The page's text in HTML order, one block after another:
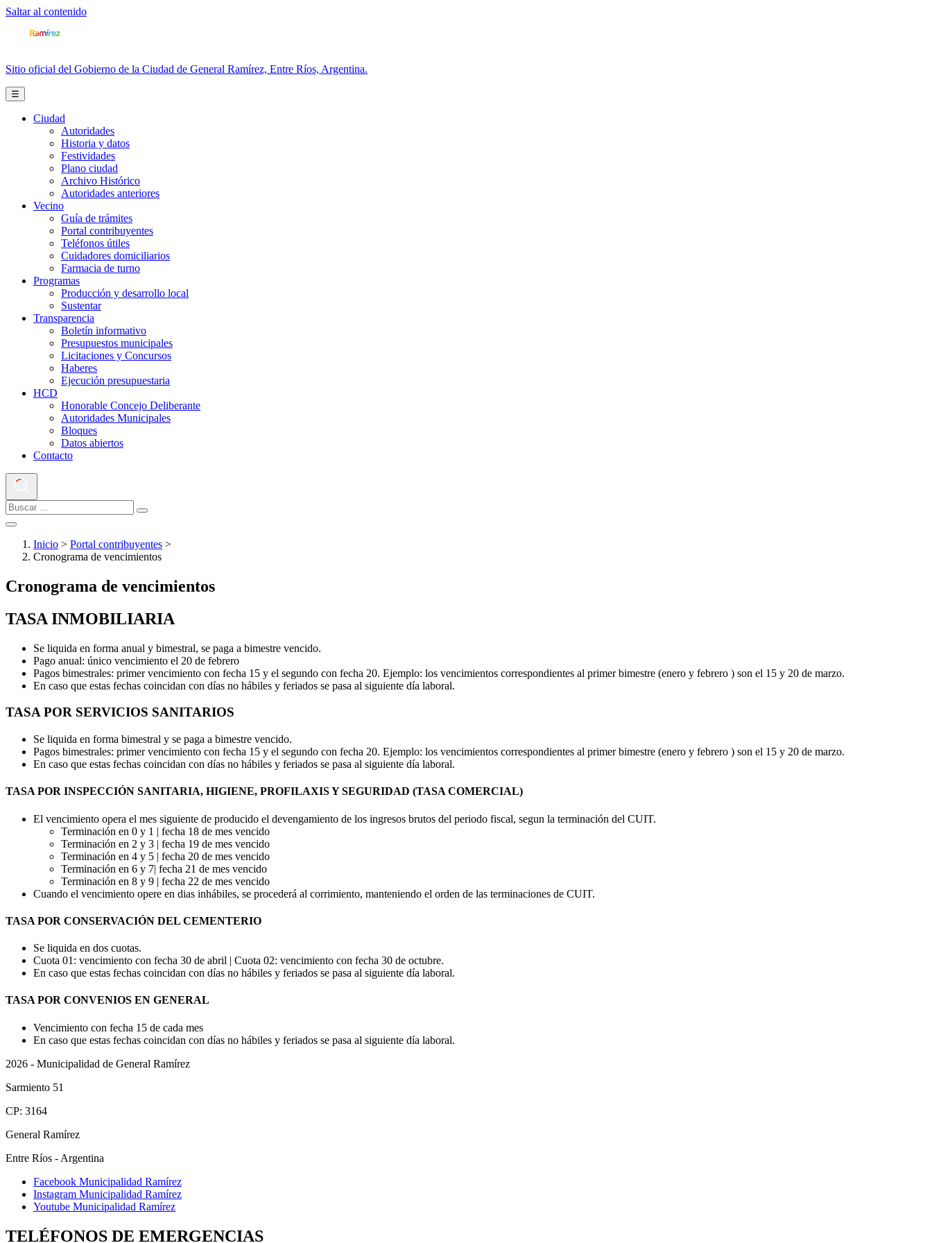
Saltar al contenido
Sitio oficial del Gobierno de la Ciudad de General Ramírez, Entre Ríos, Argentina.
☰
Ciudad
Autoridades
Historia y datos
Festividades
Plano ciudad
Archivo Histórico
Autoridades anteriores
Vecino
Guía de trámites
Portal contribuyentes
Teléfonos útiles
Cuidadores domiciliarios
Farmacia de turno
Programas
Producción y desarrollo local
Sustentar
Transparencia
Boletín informativo
Presupuestos municipales
Licitaciones y Concursos
Haberes
Ejecución presupuestaria
HCD
Honorable Concejo Deliberante
Autoridades Municipales
Bloques
Datos abiertos
Contacto
Inicio > Portal contribuyentes >
Cronograma de vencimientos
Cronograma de vencimientos
TASA INMOBILIARIA
Se liquida en forma anual y bimestral, se paga a bimestre vencido.
Pago anual: único vencimiento el 20 de febrero
Pagos bimestrales: primer vencimiento con fecha 15 y el segundo con fecha 20. Ejemplo: los vencimientos correspondientes al primer bimestre (enero y febrero ) son el 15 y 20 de marzo.
En caso que estas fechas coincidan con días no hábiles y feriados se pasa al siguiente día laboral.
TASA POR SERVICIOS SANITARIOS
Se liquida en forma bimestral y se paga a bimestre vencido.
Pagos bimestrales: primer vencimiento con fecha 15 y el segundo con fecha 20. Ejemplo: los vencimientos correspondientes al primer bimestre (enero y febrero ) son el 15 y 20 de marzo.
En caso que estas fechas coincidan con días no hábiles y feriados se pasa al siguiente día laboral.
TASA POR INSPECCIÓN SANITARIA, HIGIENE, PROFILAXIS Y SEGURIDAD (TASA COMERCIAL)
El vencimiento opera el mes siguiente de producido el devengamiento de los ingresos brutos del periodo fiscal, segun la terminación del CUIT.
Terminación en 0 y 1 | fecha 18 de mes vencido
Terminación en 2 y 3 | fecha 19 de mes vencido
Terminación en 4 y 5 | fecha 20 de mes vencido
Terminación en 6 y 7| fecha 21 de mes vencido
Terminación en 8 y 9 | fecha 22 de mes vencido
Cuando el vencimiento opere en dias inhábiles, se procederá al corrimiento, manteniendo el orden de las terminaciones de CUIT.
TASA POR CONSERVACIÓN DEL CEMENTERIO
Se liquida en dos cuotas.
Cuota 01: vencimiento con fecha 30 de abril | Cuota 02: vencimiento con fecha 30 de octubre.
En caso que estas fechas coincidan con días no hábiles y feriados se pasa al siguiente día laboral.
TASA POR CONVENIOS EN GENERAL
Vencimiento con fecha 15 de cada mes
En caso que estas fechas coincidan con días no hábiles y feriados se pasa al siguiente día laboral.
2026 - Municipalidad de General Ramírez
Sarmiento 51
CP: 3164
General Ramírez
Entre Ríos - Argentina
Facebook Municipalidad Ramírez
Instagram Municipalidad Ramírez
Youtube Municipalidad Ramírez
TELÉFONOS DE EMERGENCIAS